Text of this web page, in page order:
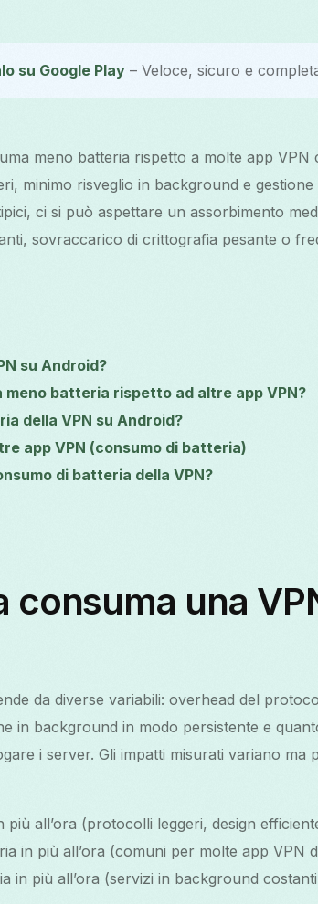
su Google Play – Veloce, sicuro e
meno batteria rispetto a molte app VPN
minimo risveglio in background e
ci si può aspettare un assorbimento
sovraccarico di crittografia pesante o
su Android?
meno batteria rispetto ad altre app VPN?
della VPN su Android?
app VPN (consumo di batteria)
di batteria della VPN?
consuma una
da diverse variabili: overhead del
in background in modo persistente e
i server. Gli impatti misurati variano ma
più all’ora (protocolli leggeri, design
in più all’ora (comuni per molte app VPN
in più all’ora (servizi in background